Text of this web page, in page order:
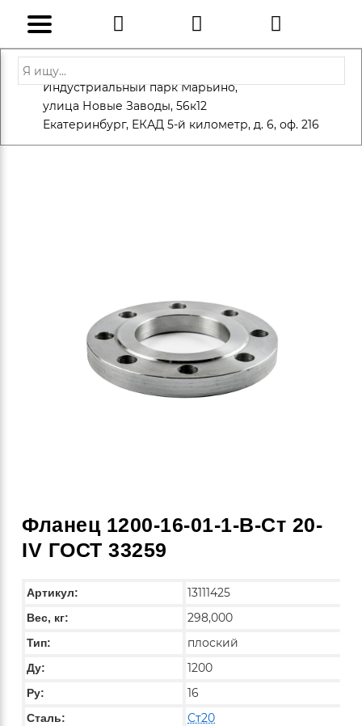
+7 (812) 600-10-15
info@eversteel.ru
Адрес: Санкт-Петербург, Петергоф,
Индустриальный парк Марьино,
улица Новые Заводы, 56к12
Екатеринбург, ЕКАД 5-й километр, д. 6, оф. 216
ЗАКАЗАТЬ ЗВОНОК
Фланец 1200-16-01-1-B-Ст 20-
IV ГОСТ 33259
Артикул: 13111425
Вес, кг: 298,000
Тип: плоский
Ду: 1200
Ру: 16
Сталь: Ст20